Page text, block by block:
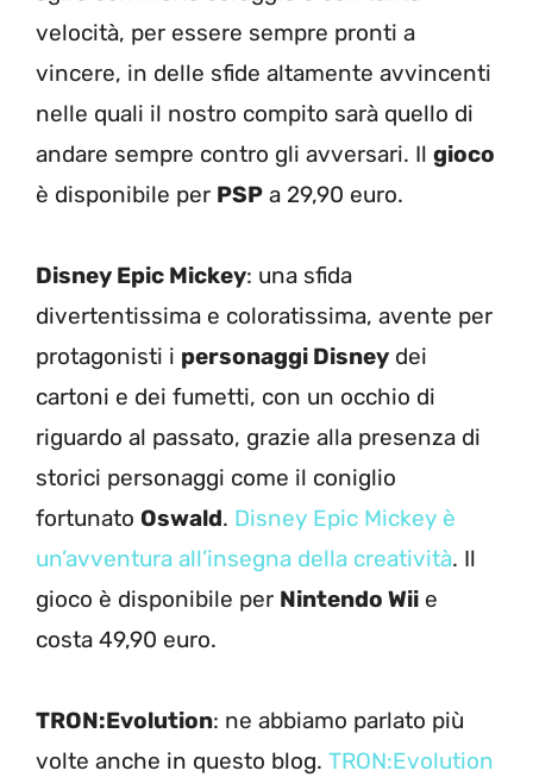
velocità, per essere sempre pronti a
vincere, in delle sfide altamente avvincenti
nelle quali il nostro compito sarà quello di
andare sempre contro gli avversari. Il gioco
è disponibile per PSP a 29,90 euro.
Disney Epic Mickey: una sfida
divertentissima e coloratissima, avente per
protagonisti i personaggi Disney dei
cartoni e dei fumetti, con un occhio di
riguardo al passato, grazie alla presenza di
storici personaggi come il coniglio
fortunato Oswald. Disney Epic Mickey è
un’avventura all’insegna della creatività. Il
gioco è disponibile per Nintendo Wii e
costa 49,90 euro.
TRON:Evolution: ne abbiamo parlato più
volte anche in questo blog. TRON:Evolution